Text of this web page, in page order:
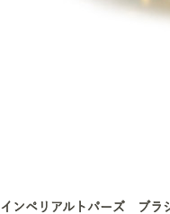
インペリアルトパーズ ブ